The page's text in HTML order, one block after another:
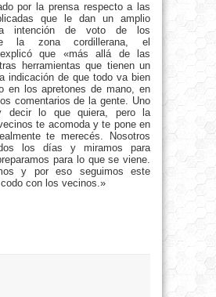
por la prensa respecto a las
que le dan un amplio
intención de voto de los
la zona cordillerana, el
explicó que «más allá de las
herramientas que tienen un
indicación de que todo va bien
en los apretones de mano, en
comentarios de la gente. Uno
decir lo que quiera, pero la
te acomoda y te pone en
te merecés. Nosotros
los días y miramos para
para lo que se viene.
y por eso seguimos este
con los vecinos.»